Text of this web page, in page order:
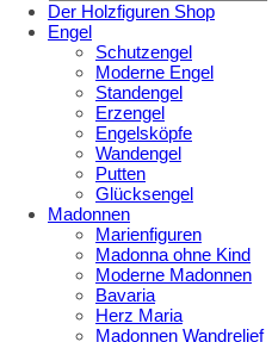
Der Holzfiguren Shop
Engel
Schutzengel
Moderne Engel
Standengel
Erzengel
Engelsköpfe
Wandengel
Putten
Glücksengel
Madonnen
Marienfiguren
Madonna ohne Kind
Moderne Madonnen
Bavaria
Herz Maria
Madonnen Wandrelief